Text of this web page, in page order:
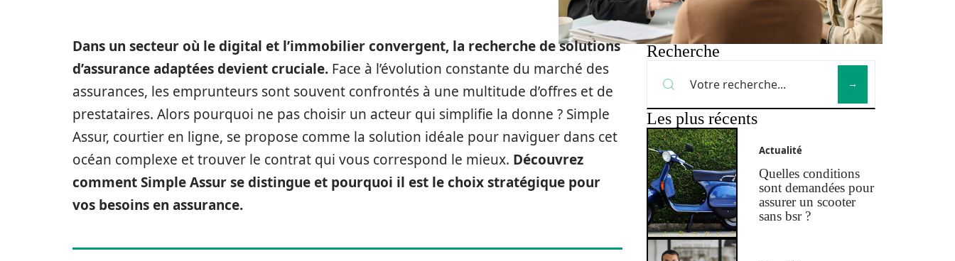
Dans un secteur où le digital et l’immobilier convergent, la recherche de solutions
d’assurance adaptées devient cruciale. Face à l’évolution constante du marché des
assurances, les emprunteurs sont souvent confrontés à une multitude d’offres et de
prestataires. Alors pourquoi ne pas choisir un acteur qui simplifie la donne ? Simple
Assur, courtier en ligne, se propose comme la solution idéale pour naviguer dans cet
océan complexe et trouver le contrat qui vous correspond le mieux. Découvrez
comment Simple Assur se distingue et pourquoi il est le choix stratégique pour
vos besoins en assurance.
Recherche
Les plus récents
Actualité
Quelles conditions
sont demandées pour
assurer un scooter
sans bsr ?